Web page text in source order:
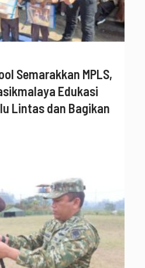
Semarakkan MPLS,
Edukasi
Lintas dan Bagikan